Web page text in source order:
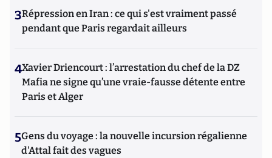
3Répression en Iran : ce qui s'est vraiment passé
pendant que Paris regardait ailleurs
4Xavier Driencourt : l’arrestation du chef de la DZ
Mafia ne signe qu’une vraie-fausse détente entre
Paris et Alger
5Gens du voyage : la nouvelle incursion régalienne
d'Attal fait des vagues